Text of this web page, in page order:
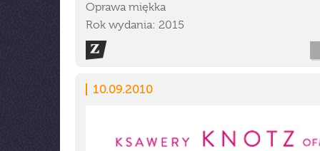
Oprawa miękka
Rok wydania: 2015
10.09.2010